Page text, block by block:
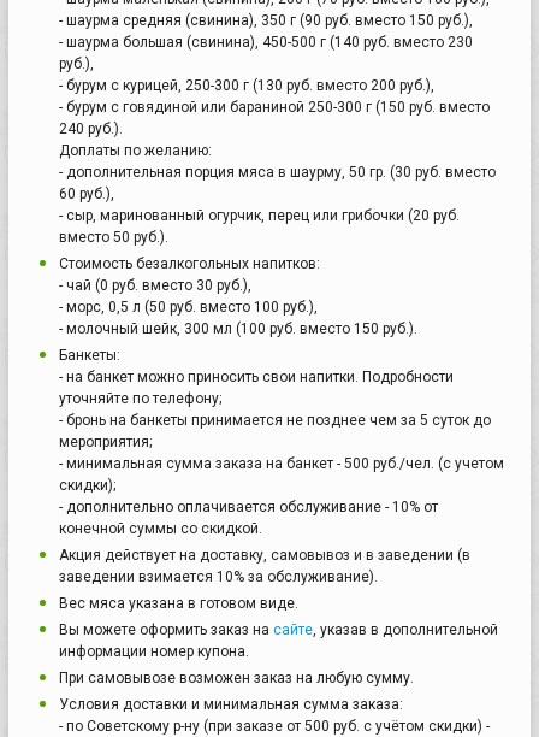
- шаурма средняя (свинина), 350 г (90 руб. вместо 150 руб.),
- шаурма большая (свинина), 450-500 г (140 руб. вместо 230
руб.),
- бурум с курицей, 250-300 г (130 руб. вместо 200 руб.),
- бурум с говядиной или бараниной 250-300 г (150 руб. вместо
240 руб.).
Доплаты по желанию:
- дополнительная порция мяса в шаурму, 50 гр. (30 руб. вместо
60 руб.),
- сыр, маринованный огурчик, перец или грибочки (20 руб.
вместо 50 руб.).
Стоимость безалкогольных напитков:
- чай (0 руб. вместо 30 руб.),
- морс, 0,5 л (50 руб. вместо 100 руб.),
- молочный шейк, 300 мл (100 руб. вместо 150 руб.).
Банкеты:
- на банкет можно приносить свои напитки. Подробности
уточняйте по телефону;
- бронь на банкеты принимается не позднее чем за 5 суток до
мероприятия;
- минимальная сумма заказа на банкет - 500 руб./чел. (с учетом
скидки);
- дополнительно оплачивается обслуживание - 10% от
конечной суммы со скидкой.
Акция действует на доставку, самовывоз и в заведении (в
заведении взимается 10% за обслуживание).
Вес мяса указана в готовом виде.
Вы можете оформить заказ на сайте , указав в дополнительной
информации номер купона.
При самовывозе возможен заказ на любую сумму.
Условия доставки и минимальная сумма заказа:
- по Советскому р-ну (при заказе от 500 руб. с учётом скидки) -